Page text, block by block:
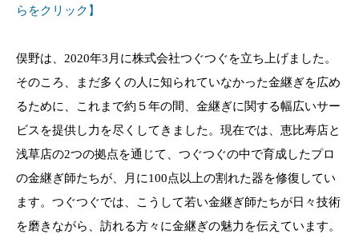
らをクリック】
俣野は、2020年3月に株式会社つぐつぐを立ち上げました。
そのころ、まだ多くの人に知られていなかった金継ぎを広め
るために、これまで約５年の間、金継ぎに関する幅広いサー
ビスを提供し力を尽くしてきました。現在では、恵比寿店と
浅草店の2つの拠点を通じて、つぐつぐの中で育成したプロ
の金継ぎ師たちが、月に100点以上の割れた器を修復してい
ます。つぐつぐでは、こうして若い金継ぎ師たちが日々技術
を磨きながら、訪れる方々に金継ぎの魅力を伝えています。